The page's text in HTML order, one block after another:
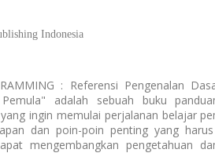
Indonesia
: Referensi Pengenalan
adalah sebuah buku
ingin memulai perjalanan belajar
dan poin-poin penting yang
mengembangkan pengetahuan